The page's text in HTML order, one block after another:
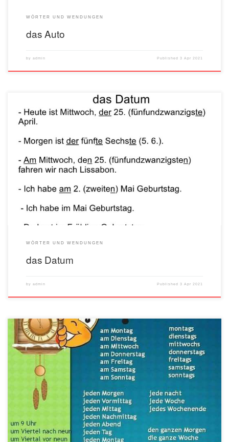
WÖRTER UND WENDUNGEN
das Auto
by admin Published3 Apr 2021
WÖRTER UND WENDUNGEN
das Datum
by admin Published3 Apr 2021